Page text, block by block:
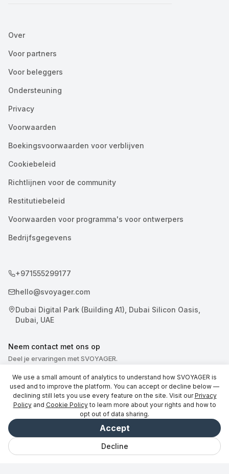
Over
Voor partners
Voor beleggers
Ondersteuning
Privacy
Voorwaarden
Boekingsvoorwaarden voor verblijven
Cookiebeleid
Richtlijnen voor de community
Restitutiebeleid
Voorwaarden voor programma's voor ontwerpers
Bedrijfsgegevens
+971555299177
hello@svoyager.com
Dubai Digital Park (Building A1), Dubai Silicon Oasis,
Dubai, UAE
Neem contact met ons op
Deel je ervaringen met SVOYAGER.
© 2026 SVOYAGER
Chat Opgeslagen Uitstapjes Ontdek Vibe Inloggen
We use a small amount of analytics to understand how SVOYAGER is
used and to improve the platform. You can accept or decline below —
declining still lets you use every feature on the site. Visit our Privacy
Policy and Cookie Policy to learn more about your rights and how to
opt out of data sharing.
Decline
Accept